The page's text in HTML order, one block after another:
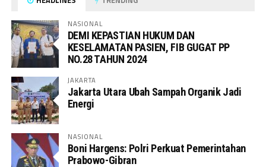
NASIONAL
DEMI KEPASTIAN HUKUM DAN
KESELAMATAN PASIEN, FIB GUGAT PP
NO.28 TAHUN 2024
JAKARTA
Jakarta Utara Ubah Sampah Organik Jadi
Energi
NASIONAL
Boni Hargens: Polri Perkuat Pemerintahan
Prabowo-Gibran